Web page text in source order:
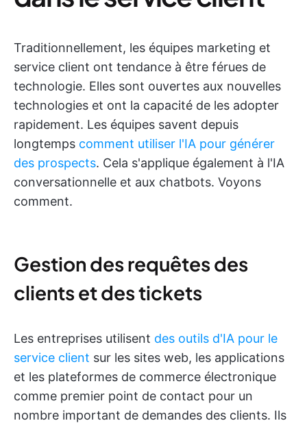
Traditionnellement, les équipes marketing et
service client ont tendance à être férues de
technologie. Elles sont ouvertes aux nouvelles
technologies et ont la capacité de les adopter
rapidement. Les équipes savent depuis
longtemps comment utiliser l'IA pour générer
des prospects. Cela s'applique également à l'IA
conversationnelle et aux chatbots. Voyons
comment.
Gestion des requêtes des
clients et des tickets
Les entreprises utilisent des outils d'IA pour le
service client sur les sites web, les applications
et les plateformes de commerce électronique
comme premier point de contact pour un
nombre important de demandes des clients. Ils